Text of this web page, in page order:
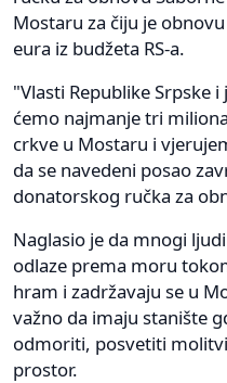
Mostaru za čiju je
eura iz budžeta RS-a.
"Vlasti Republike Srpske
ćemo najmanje tri
crkve u Mostaru i
da se navedeni posao
donatorskog ručka za
Naglasio je da mnogi
odlaze prema moru
hram i zadržavaju se u
važno da imaju stanište
odmoriti, posvetiti
prostor.